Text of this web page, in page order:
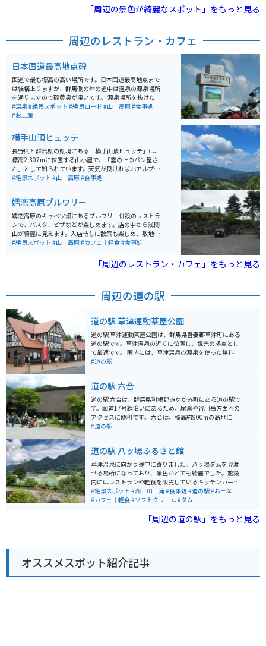
パンを使ったシチューで、絶景とともに味わうひととき
は格別。山頂へはマイカーやバイクの乗り入れができな
す。体力に自信があれば、「のぞき」付近の駐車場から
「周辺の景色が綺麗なスポット」をもっと見る
周辺のレストラン・カフェ
日本国道最高地点碑
国道で最も標高の高い場所です。日本国道最高地点まで
は結構上りますが、群馬側の峠の道中は温泉の源泉場所
を通りますので硫黄臭が凄いです。 源泉場所を抜けた先
の景色は絶景です。まるで、もののけ姫の映画の中に入
ったような世界です。ところどころ景色を堪能できるよ
道幅はそれほど狭くありませんが、場所により危険個所
があるので、速度は注意してください。 草津温泉が近く
にあるので、合わせて訪れるのがオススメです。
#温泉#絶景スポット #絶景ロード #山｜高原#食事処
#お土産
横手山頂ヒュッテ
長野県と群馬県の県境にある「横手山頂ヒュッテ」は、
標高2,307mに位置する山小屋で、「雲の上のパン屋さ
ん」として知られています。天気が良ければ北アルプス
や富士山、佐渡島まで望むことができ、壮大な360度の
は格別。山頂へはマイカーやバイクの乗り入れができな
いため、「スカイレーター」や「スカイペア」「ロマン
スリフト」（いずれも有料）を利用してアクセスしま
す。体力に自信があれば、「のぞき」付近の駐車場から
徒歩約1時間で登ることも可能です。
#絶景スポット #山｜高原#食事処
嬬恋高原ブルワリー
嬬恋高原のキャベツ畑にあるブルワリー併設のレストラ
ンで、パスタ、ピザなどが楽しめます。店の中から浅間
山が綺麗に見えます。入店待ちに散策も楽しめ、敷地内
で近隣農家の野菜なども買えたりします。嬬恋パノラマ
#絶景スポット #山｜高原#カフェ｜軽食#食事処
「周辺のレストラン・カフェ」をもっと見る
周辺の道の駅
道の駅 草津運動茶屋公園
道の駅 草津運動茶屋公園は、群馬県吾妻郡草津町にある
道の駅です。草津温泉の近くに位置し、観光の拠点とし
て最適です。 園内には、草津温泉の源泉を使った無料の
足湯があり、旅の疲れを癒すことができます。また、地
ャンプ場を利用するのがおすすめです。ここは、草津温
泉街にも近く、観光の拠点として最適です。 草津温泉
は、日本を代表する名湯として知られています。湯畑や
温泉街の散策など、見どころもたくさんあります。お土
産には、温泉饅頭や温泉たまごがおすすめです。
#道の駅
道の駅 六合
道の駅 六合は、群馬県利根郡みなかみ町にある道の駅で
す。国道17号線沿いにあるため、尾瀬や谷川岳方面への
アクセスに便利です。 六合は、標高約900mの高地に位
置しており、夏は涼しく避暑地としても人気がありま
きます。また、六合茶屋では、地元で採れた山菜を使っ
たそばやうどん、イワナ料理などが味わえます。 バイク
で訪れる場合、道の駅から尾瀬や谷川岳方面へ続く山岳
道路は、景色も良く、ツーリングにおすすめです。ただ
し、カーブや勾配が多い区間もあるので、安全運転を心
がけましょう。 周辺には、温泉宿やキャンプ場などもあ
車で約10分の場所にある「宝川温泉」は、渓流沿いに広
がる混浴露天風呂が有名です。
#道の駅
道の駅 八ッ場ふるさと館
草津温泉に向かう途中に寄りました。八ッ場ダムを見渡
せる場所になっており、景色がとても綺麗でした。施設
内にはレストランや軽食を販売しているキッチンカーな
ども停まっており、絶景を見ながらグルメを楽しむこと
ができます。足湯もありました。
#絶景スポット #湖｜川｜滝#食事処 #道の駅#お土産
#カフェ｜軽食#ソフトクリーム#ダム
「周辺の道の駅」をもっと見る
オススメスポット紹介記事